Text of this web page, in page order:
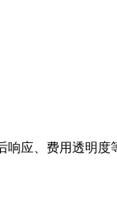
响应、费用透明度